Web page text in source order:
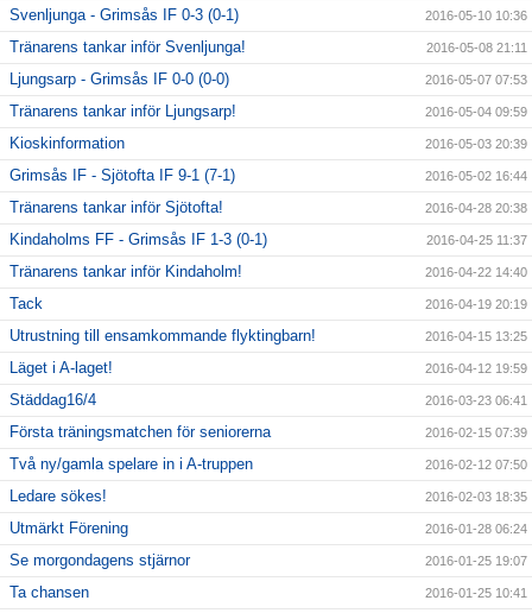
Svenljunga - Grimsås IF 0-3 (0-1) 2016-05-10 10:36
Tränarens tankar inför Svenljunga! 2016-05-08 21:11
Ljungsarp - Grimsås IF 0-0 (0-0) 2016-05-07 07:53
Tränarens tankar inför Ljungsarp! 2016-05-04 09:59
Kioskinformation 2016-05-03 20:39
Grimsås IF - Sjötofta IF 9-1 (7-1) 2016-05-02 16:44
Tränarens tankar inför Sjötofta! 2016-04-28 20:38
Kindaholms FF - Grimsås IF 1-3 (0-1) 2016-04-25 11:37
Tränarens tankar inför Kindaholm! 2016-04-22 14:40
Tack 2016-04-19 20:19
Utrustning till ensamkommande flyktingbarn! 2016-04-15 13:25
Läget i A-laget! 2016-04-12 19:59
Städdag16/4 2016-03-23 06:41
Första träningsmatchen för seniorerna 2016-02-15 07:39
Två ny/gamla spelare in i A-truppen 2016-02-12 07:50
Ledare sökes! 2016-02-03 18:35
Utmärkt Förening 2016-01-28 06:24
Se morgondagens stjärnor 2016-01-25 19:07
Ta chansen 2016-01-25 10:41